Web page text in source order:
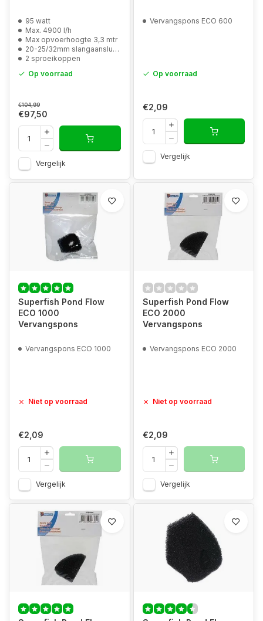
95 watt
Max. 4900 l/h
Max opvoerhoogte 3,3 mtr
20-25/32mm slangaansluiting
2 sproeikoppen
Op voorraad
€104,99
€97,50
Vergelijk
Vervangspons ECO 600
Op voorraad
€2,09
Vergelijk
Superfish Pond Flow
ECO 1000
Vervangspons
Vervangspons ECO 1000
Niet op voorraad
€2,09
Vergelijk
Superfish Pond Flow
ECO 2000
Vervangspons
Vervangspons ECO 2000
Niet op voorraad
€2,09
Vergelijk